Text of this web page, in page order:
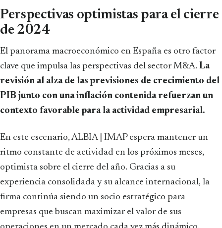
Perspectivas optimistas para el cierre
de 2024
El panorama macroeconómico en España es otro factor
clave que impulsa las perspectivas del sector M&A. La
revisión al alza de las previsiones de crecimiento del
PIB junto con una inflación contenida refuerzan un
contexto favorable para la actividad empresarial.
En este escenario, ALBIA | IMAP espera mantener un
ritmo constante de actividad en los próximos meses,
optimista sobre el cierre del año. Gracias a su
experiencia consolidada y su alcance internacional, la
firma continúa siendo un socio estratégico para
empresas que buscan maximizar el valor de sus